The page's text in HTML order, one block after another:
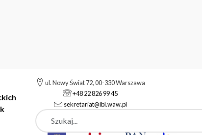
ul. Nowy Świat 72, 00-330 Warszawa
+48 22 826 99 45
sekretariat@ibl.waw.pl
Szukaj
Nauk Instytut